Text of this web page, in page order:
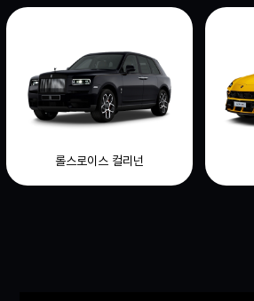
롤스로이스 컬리넌